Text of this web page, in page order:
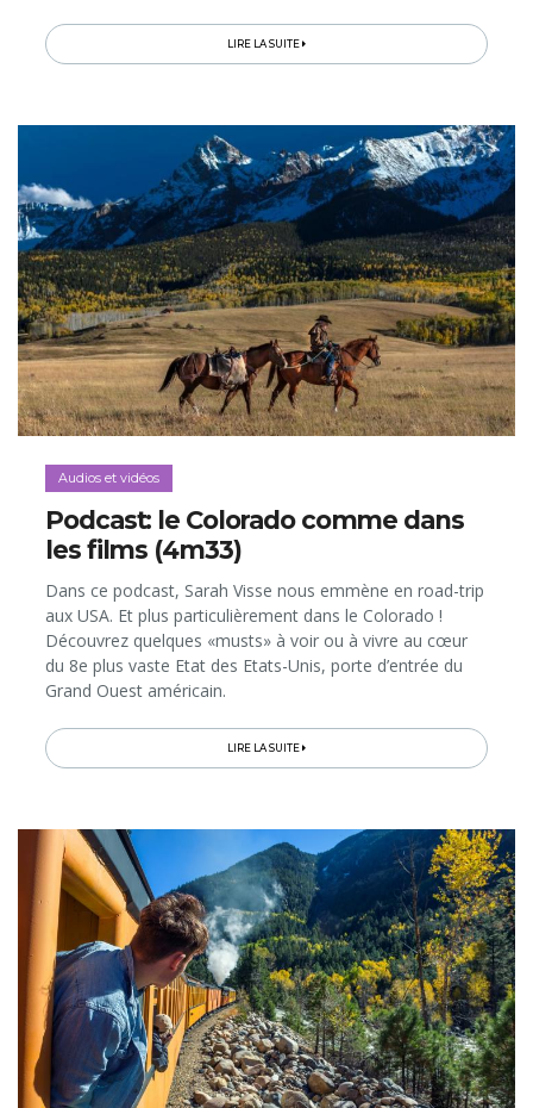
LIRE LA SUITE
Audios et vidéos
Podcast: le Colorado comme dans
les films (4m33)
Dans ce podcast, Sarah Visse nous emmène en road-trip
aux USA. Et plus particulièrement dans le Colorado !
Découvrez quelques «musts» à voir ou à vivre au cœur
du 8e plus vaste Etat des Etats-Unis, porte d’entrée du
Grand Ouest américain.
LIRE LA SUITE